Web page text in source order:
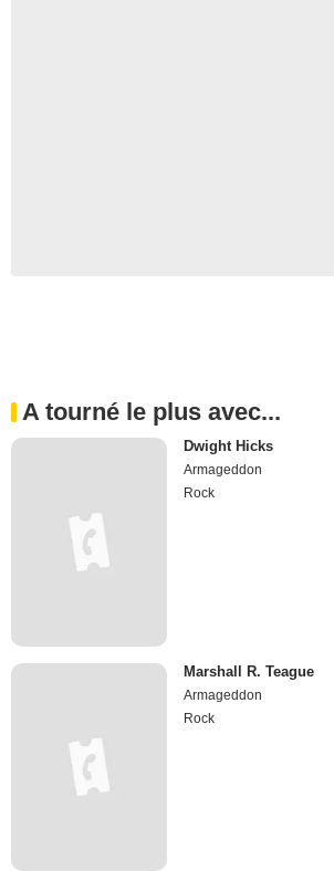
A tourné le plus avec...
Dwight Hicks
Armageddon
Rock
Marshall R. Teague
Armageddon
Rock